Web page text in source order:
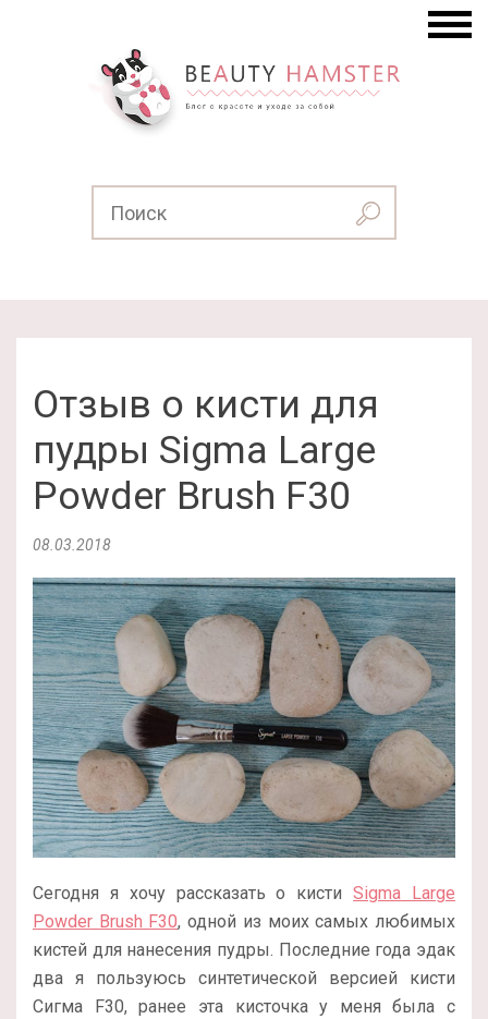
Отзыв о кисти для
пудры Sigma Large
Powder Brush F30
08.03.2018
Сегодня я хочу рассказать о кистиSigma Large
Powder Brush F30, одной из моих самых любимых
кистей для нанесения пудры. Последние года эдак
два я пользуюсь синтетической версией кисти
Сигма F30, ранее эта кисточка у меня была с